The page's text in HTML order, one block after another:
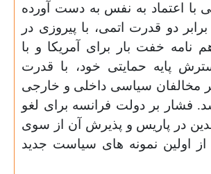
با اعتماد به نفس به دست آورده
دو قدرت اتمی، با پیروزی در
نامه خفت بار برای آمریکا و با
پایه حمایتی خود، با قدرت
مخالفان سیاسی داخلی و خارجی
فشار بر دولت فرانسه برای لغو
در پاریس و پذیرش آن از سوی
از اولین نمونه های سیاست جدید